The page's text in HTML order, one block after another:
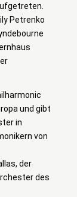
Petrenko
und gibt
in
von
der
des